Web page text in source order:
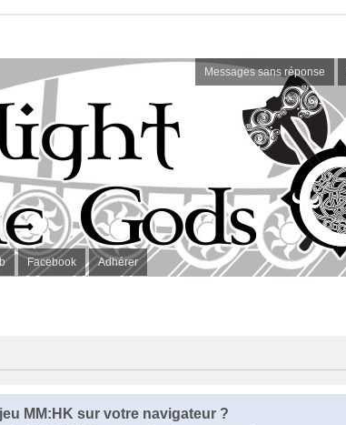
Messages sans réponse
Facebook Adhérer
MM:HK sur votre navigateur ?